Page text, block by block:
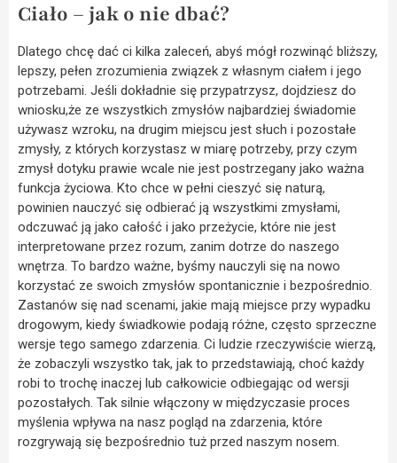
Ciało – jak o nie dbać?
Dlatego chcę dać ci kilka zaleceń, abyś mógł rozwinąć bliższy,
lepszy, pełen zrozumienia związek z własnym ciałem i jego
potrzebami. Jeśli dokładnie się przypatrzysz, dojdziesz do
wniosku,że ze wszystkich zmysłów najbardziej świadomie
używasz wzroku, na drugim miejscu jest słuch i pozostałe
zmysły, z których korzystasz w miarę potrzeby, przy czym
zmysł dotyku prawie wcale nie jest postrzegany jako ważna
funkcja życiowa. Kto chce w pełni cieszyć się naturą,
powinien nauczyć się odbierać ją wszystkimi zmysłami,
odczuwać ją jako całość i jako przeżycie, które nie jest
interpretowane przez rozum, zanim dotrze do naszego
wnętrza. To bardzo ważne, byśmy nauczyli się na nowo
korzystać ze swoich zmysłów spontanicznie i bezpośrednio.
Zastanów się nad scenami, jakie mają miejsce przy wypadku
drogowym, kiedy świadkowie podają różne, często sprzeczne
wersje tego samego zdarzenia. Ci ludzie rzeczywiście wierzą,
że zobaczyli wszystko tak, jak to przedstawiają, choć każdy
robi to trochę inaczej lub całkowicie odbiegając od wersji
pozostałych. Tak silnie włączony w międzyczasie proces
myślenia wpływa na nasz pogląd na zdarzenia, które
rozgrywają się bezpośrednio tuż przed naszym nosem.